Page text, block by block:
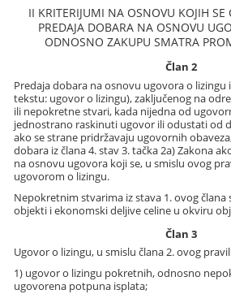
II KRITERIJUMI NA OSNOVU KOJIH SE
PREDAJA DOBARA NA OSNOVU
ODNOSNO ZAKUPU SMATRA
Član 2
Predaja dobara na osnovu ugovora o lizingu
tekstu: ugovor o lizingu), zaključenog na
ili nepokretne stvari, kada nijedna od
jednostrano raskinuti ugovor ili odustati od
ako se strane pridržavaju ugovornih
dobara iz člana 4. stav 3. tačka 2a) Zakona
na osnovu ugovora koji se, u smislu ovog
ugovorom o lizingu.
Nepokretnim stvarima iz stava 1. ovog člana
objekti i ekonomski deljive celine u okviru
Član 3
Ugovor o lizingu, u smislu člana 2. ovog
1) ugovor o lizingu pokretnih, odnosno
ugovorena potpuna isplata;